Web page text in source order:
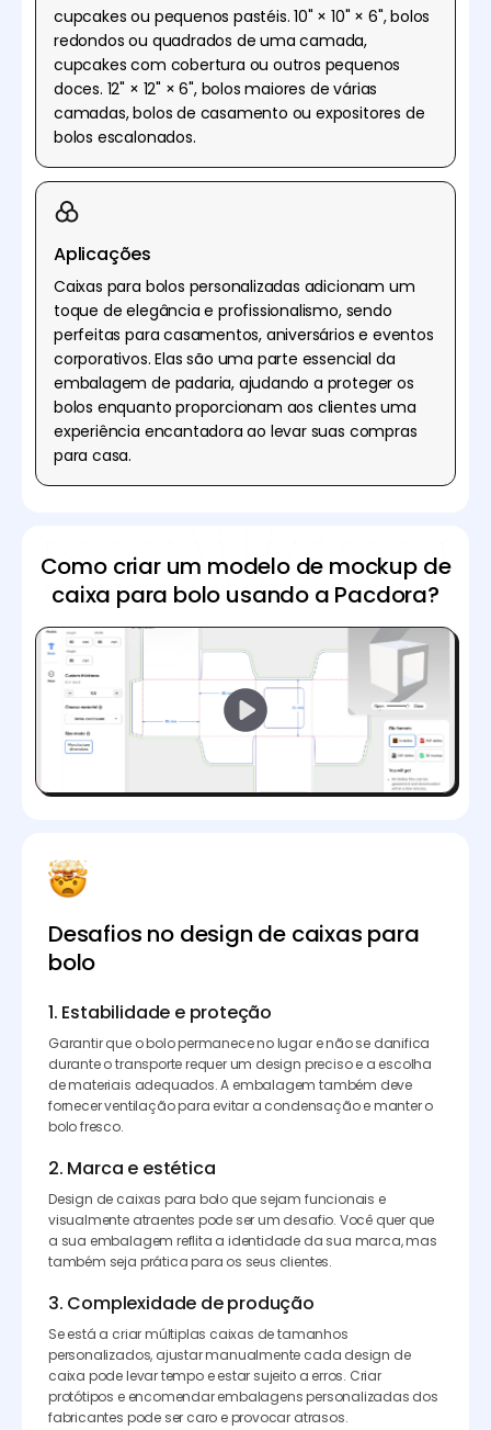
cupcakes ou pequenos pastéis. 10" × 10" × 6", bolos
redondos ou quadrados de uma camada,
cupcakes com cobertura ou outros pequenos
doces. 12" × 12" × 6", bolos maiores de várias
camadas, bolos de casamento ou expositores de
bolos escalonados.
Aplicações
Caixas para bolos personalizadas adicionam um
toque de elegância e profissionalismo, sendo
perfeitas para casamentos, aniversários e eventos
corporativos. Elas são uma parte essencial da
embalagem de padaria, ajudando a proteger os
bolos enquanto proporcionam aos clientes uma
experiência encantadora ao levar suas compras
para casa.
Como criar um modelo de mockup de
caixa para bolo usando a Pacdora?
Desafios no design de caixas para
bolo
1. Estabilidade e proteção
Garantir que o bolo permanece no lugar e não se danifica
durante o transporte requer um design preciso e a escolha
de materiais adequados. A embalagem também deve
fornecer ventilação para evitar a condensação e manter o
bolo fresco.
2. Marca e estética
Design de caixas para bolo que sejam funcionais e
visualmente atraentes pode ser um desafio. Você quer que
a sua embalagem reflita a identidade da sua marca, mas
também seja prática para os seus clientes.
3. Complexidade de produção
Se está a criar múltiplas caixas de tamanhos
personalizados, ajustar manualmente cada design de
caixa pode levar tempo e estar sujeito a erros. Criar
protótipos e encomendar embalagens personalizadas dos
fabricantes pode ser caro e provocar atrasos.